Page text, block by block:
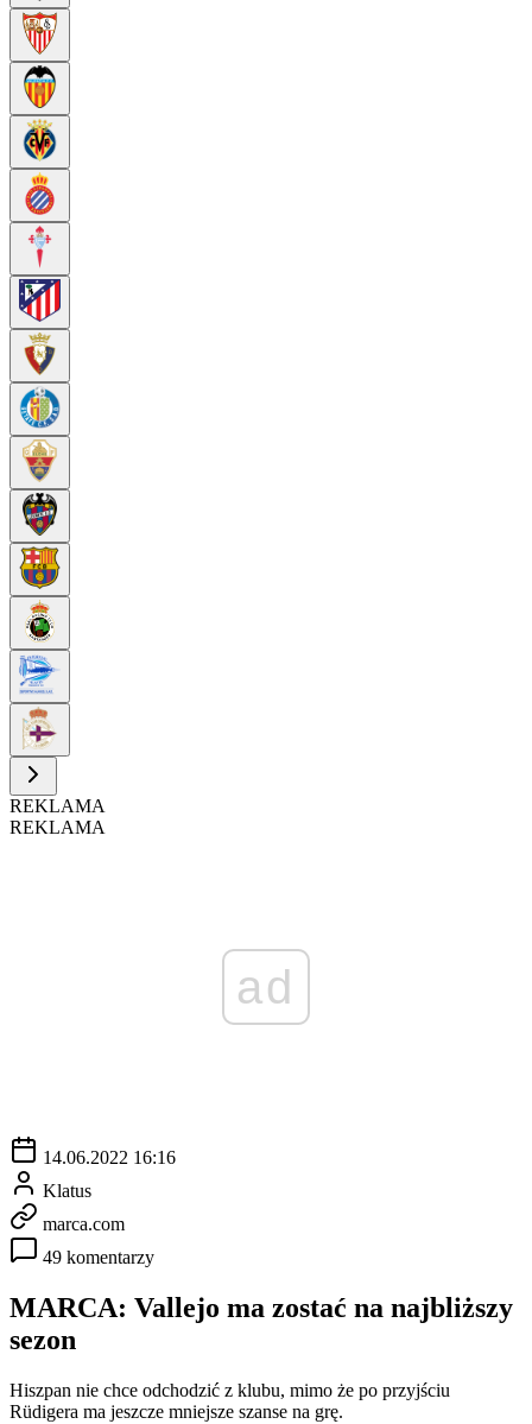
REKLAMA
REKLAMA
ad
14.06.2022 16:16
Klatus
marca.com
49 komentarzy
MARCA: Vallejo ma zostać na najbliższy
sezon
Hiszpan nie chce odchodzić z klubu, mimo że po przyjściu
Rüdigera ma jeszcze mniejsze szanse na grę.